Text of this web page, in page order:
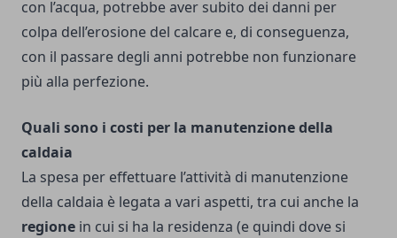
con l’acqua, potrebbe aver subito dei danni per
colpa dell’erosione del calcare e, di conseguenza,
con il passare degli anni potrebbe non funzionare
più alla perfezione.
Quali sono i costi per la manutenzione della
caldaia
La spesa per effettuare l’attività di manutenzione
della caldaia è legata a vari aspetti, tra cui anche la
regione in cui si ha la residenza (e quindi dove si